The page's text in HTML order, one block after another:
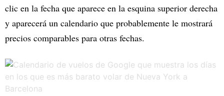
clic en la fecha que aparece en la esquina superior derecha
y aparecerá un calendario que probablemente le mostrará
precios comparables para otras fechas.